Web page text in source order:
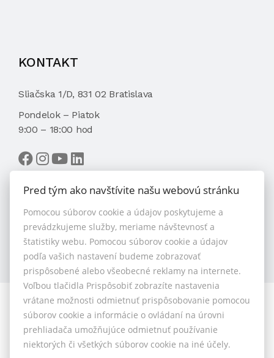
KONTAKT
Sliačska 1/D, 831 02 Bratislava
Pondelok – Piatok
9:00 – 18:00 hod
VYBRAŤ MAKLÉRA
© 2026 - 1.BCR s.r.o.
Sliačska 10235/1D, Bratislava 83102, Tel.: +421 901 789
818 , Mobil: +421 901 789 818 , E-mail: info@1bcr.sk
Pred tým ako navštívite našu webovú stránku
Pomocou súborov cookie a údajov poskytujeme a
prevádzkujeme služby, meriame návštevnosť a
štatistiky webu. Pomocou súborov cookie a údajov
podľa vašich nastavení budeme zobrazovať
prispôsobené alebo všeobecné reklamy na internete.
Voľbou tlačidla Prispôsobiť zobrazíte nastavenia
vrátane možnosti odmietnuť prispôsobovanie pomocou
súborov cookie a informácie o ovládaní na úrovni
prehliadača umožňujúce odmietnuť používanie
niektorých či všetkých súborov cookie na iné účely.